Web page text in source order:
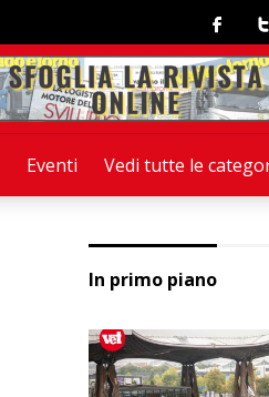
Eventi Vedi tutte le
In primo piano